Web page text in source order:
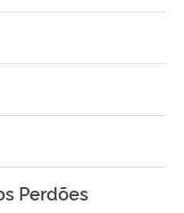
Perdões